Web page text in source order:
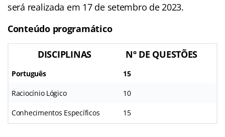
será realizada em 17 de setembro de 2023.
Conteúdo programático
DISCIPLINAS Nº DE QUESTÕES
Português 15
Raciocínio Lógico 10
Conhecimentos Específicos 15